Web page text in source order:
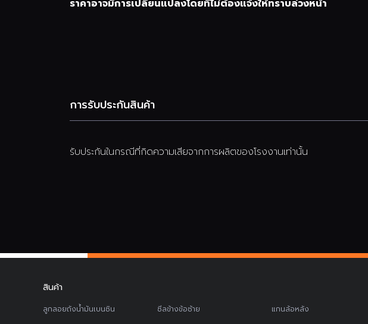
ราคาอาจมีการเปลี่ยนแปลงโดยที่ไม่ต้องแจ้งให้ทราบล่วงหน้า
การรับประกันสินค้า
รับประกันในกรณีที่กิดความเสียจากการผลิตของโรงงานเท่านั้น
สินค้า
ลูกลอยถังน้ำมันเบนซิน ซีลข้างข้อซ้าย แกนล้อหลัง